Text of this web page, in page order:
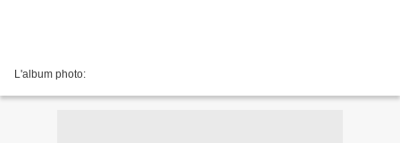
L'album photo: